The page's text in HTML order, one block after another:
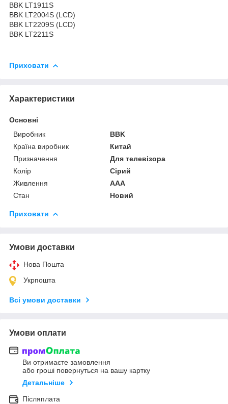
BBK LT1911S
BBK LT2004S (LCD)
BBK LT2209S (LCD)
BBK LT2211S
Приховати
Характеристики
Основні
Виробник
BBK
Країна виробник
Китай
Призначення
Для телевізора
Колір
Сірий
Живлення
AAA
Стан
Новий
Приховати
Умови доставки
Нова Пошта
Укрпошта
Всі умови доставки
Умови оплати
Ви отримаєте замовлення
або гроші повернуться на вашу картку
Детальніше
Післяплата